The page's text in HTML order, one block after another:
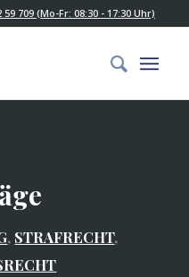
709 (Mo-Fr: 08:30 - 17:30 Uhr)
, STRAFRECHT,